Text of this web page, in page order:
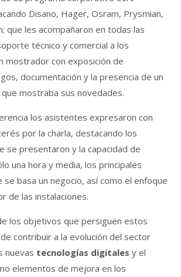
Disano, Hager, Osram, Prysmian,
que les acompañaron en todas las
técnico y comercial a los
mostrador con exposición de
documentación y la presencia de un
mostraba sus novedades.
los asistentes expresaron con
por la charla, destacando los
se presentaron y la capacidad de
una hora y media, los principales
se basa un negocio, así como el enfoque
de las instalaciones.
los objetivos que persiguen estos
contribuir a la evolución del sector
nuevas tecnologías digitales y el
elementos de mejora en los